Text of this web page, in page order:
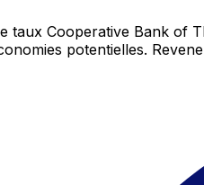
taux Cooperative Bank of
potentielles.